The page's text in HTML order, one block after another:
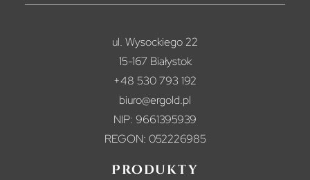
ul. Wysockiego 22
15-167 Białystok
+48 530 793 192
biuro@ergold.pl
NIP: 9661395939
REGON: 052226985
Produkty